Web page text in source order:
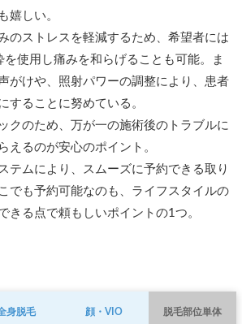
嬉しい。
のストレスを軽減するため、希望者には
を使用し痛みを和らげることも可能。ま
がけや、照射パワーの調整により、患者
することに努めている。
クのため、万が一の施術後のトラブルに
えるのが安心のポイント。
テムにより、スムーズに予約できる取り
でも予約可能なのも、ライフスタイルの
きる点で頼もしいポイントの1つ。
身脱毛 顔・VIO 脱毛部位単体